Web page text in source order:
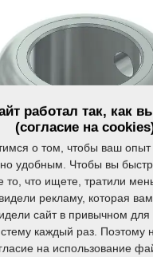
работал так, как
(согласие на
о том, чтобы ваш опыт
удобным. Чтобы вы
то, что ищете, тратили
рекламу, которая
сайт в привычном для
каждый раз. Поэтому
на использование